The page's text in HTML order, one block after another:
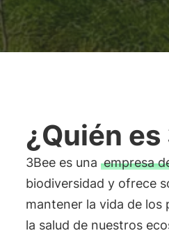
¿Quién es
3Bee es una empresa
biodiversidad y ofrece
mantener la vida de los
la salud de nuestros